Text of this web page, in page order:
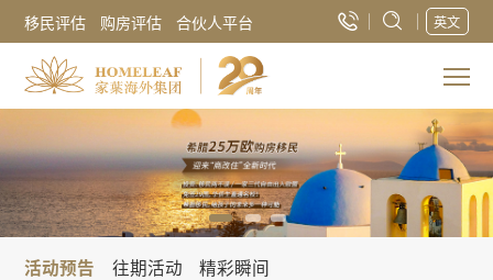
移民评估 购房评估 合伙人平台 英文
活动预告 往期活动 精彩瞬间